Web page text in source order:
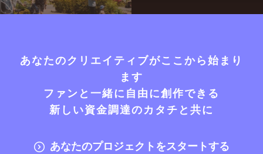
あなたのクリエイティブがここから始まり
ます
ファンと一緒に自由に創作できる
新しい資金調達のカタチと共に
あなたのプロジェクトをスタートする